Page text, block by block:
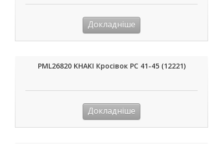
Докладніше
PML26820 KHAKI Кросівок РС 41-45 (12221)
Докладніше